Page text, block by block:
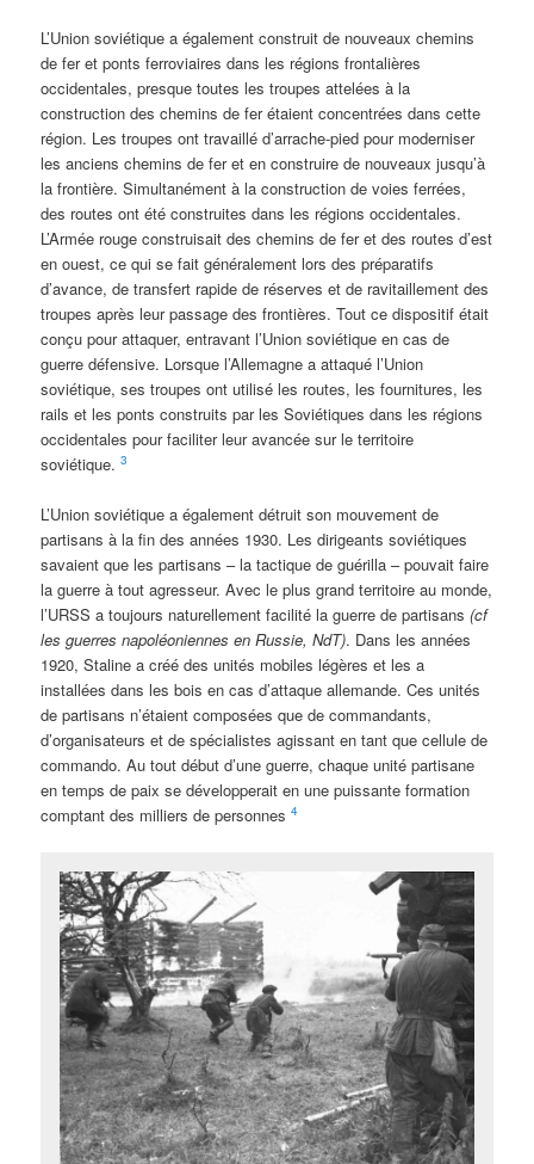
L’Union soviétique a également construit de nouveaux chemins
de fer et ponts ferroviaires dans les régions frontalières
occidentales, presque toutes les troupes attelées à la
construction des chemins de fer étaient concentrées dans cette
région. Les troupes ont travaillé d’arrache-pied pour moderniser
les anciens chemins de fer et en construire de nouveaux jusqu’à
la frontière. Simultanément à la construction de voies ferrées,
des routes ont été construites dans les régions occidentales.
L’Armée rouge construisait des chemins de fer et des routes d’est
en ouest, ce qui se fait généralement lors des préparatifs
d’avance, de transfert rapide de réserves et de ravitaillement des
troupes après leur passage des frontières. Tout ce dispositif était
conçu pour attaquer, entravant l’Union soviétique en cas de
guerre défensive. Lorsque l’Allemagne a attaqué l’Union
soviétique, ses troupes ont utilisé les routes, les fournitures, les
rails et les ponts construits par les Soviétiques dans les régions
occidentales pour faciliter leur avancée sur le territoire
soviétique.3
L’Union soviétique a également détruit son mouvement de
partisans à la fin des années 1930. Les dirigeants soviétiques
savaient que les partisans – la tactique de guérilla – pouvait faire
la guerre à tout agresseur. Avec le plus grand territoire au monde,
l’URSS a toujours naturellement facilité la guerre de partisans(cf
les guerres napoléoniennes en Russie, NdT). Dans les années
1920, Staline a créé des unités mobiles légères et les a
installées dans les bois en cas d’attaque allemande. Ces unités
de partisans n’étaient composées que de commandants,
d’organisateurs et de spécialistes agissant en tant que cellule de
commando. Au tout début d’une guerre, chaque unité partisane
en temps de paix se développerait en une puissante formation
comptant des milliers de personnes4